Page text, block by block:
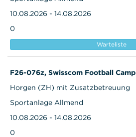
10.08.2026 - 14.08.2026
0
Warteliste
F26-076z, Swisscom Football Camp
Horgen (ZH) mit Zusatzbetreuung
Sportanlage Allmend
10.08.2026 - 14.08.2026
0